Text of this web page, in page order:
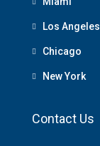
Los Angeles
Chicago
New York
Contact Us